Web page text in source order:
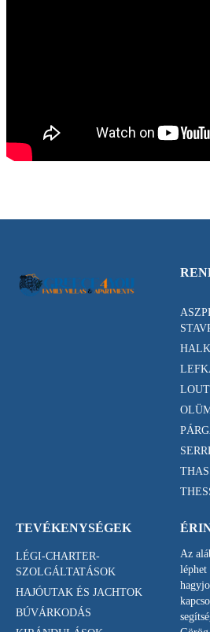
TEVÉKENYSÉGEK
LÉGI-CHARTER-
SZOLGÁLTATÁSOK
HAJÓUTAK ÉS JACHTOK
BÚVÁRKODÁS
Az
léphet